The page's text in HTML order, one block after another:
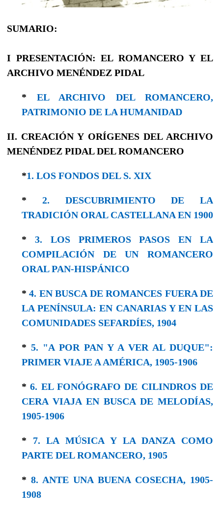
SUMARIO:
I PRESENTACIÓN: EL ROMANCERO Y EL
ARCHIVO MENÉNDEZ PIDAL
* EL ARCHIVO DEL ROMANCERO,
PATRIMONIO DE LA HUMANIDAD
II. CREACIÓN Y ORÍGENES DEL ARCHIVO
MENÉNDEZ PIDAL DEL ROMANCERO
*1. LOS FONDOS DEL S. XIX
* 2. DESCUBRIMIENTO DE LA
TRADICIÓN ORAL CASTELLANA EN 1900
* 3. LOS PRIMEROS PASOS EN LA
COMPILACIÓN DE UN ROMANCERO
ORAL PAN-HISPÁNICO
*4. EN BUSCA DE ROMANCES FUERA DE
LA PENÍNSULA: EN CANARIAS Y EN LAS
COMUNIDADES SEFARDÍES, 1904
* 5. "A POR PAN Y A VER AL DUQUE":
PRIMER VIAJE A AMÉRICA, 1905-1906
*6. EL FONÓGRAFO DE CILINDROS DE
CERA VIAJA EN BUSCA DE MELODÍAS,
1905-1906
* 7. LA MÚSICA Y LA DANZA COMO
PARTE DEL ROMANCERO, 1905
* 8. ANTE UNA BUENA COSECHA, 1905-
1908